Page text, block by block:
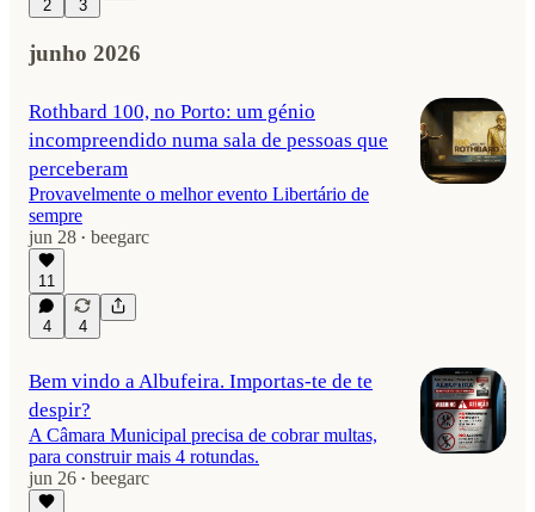
2 3
junho 2026
Rothbard 100, no Porto: um génio
incompreendido numa sala de pessoas que
perceberam
Provavelmente o melhor evento Libertário de
sempre
jun 28 • beegarc
11
4 4
Bem vindo a Albufeira. Importas-te de te
despir?
A Câmara Municipal precisa de cobrar multas,
para construir mais 4 rotundas.
jun 26 • beegarc